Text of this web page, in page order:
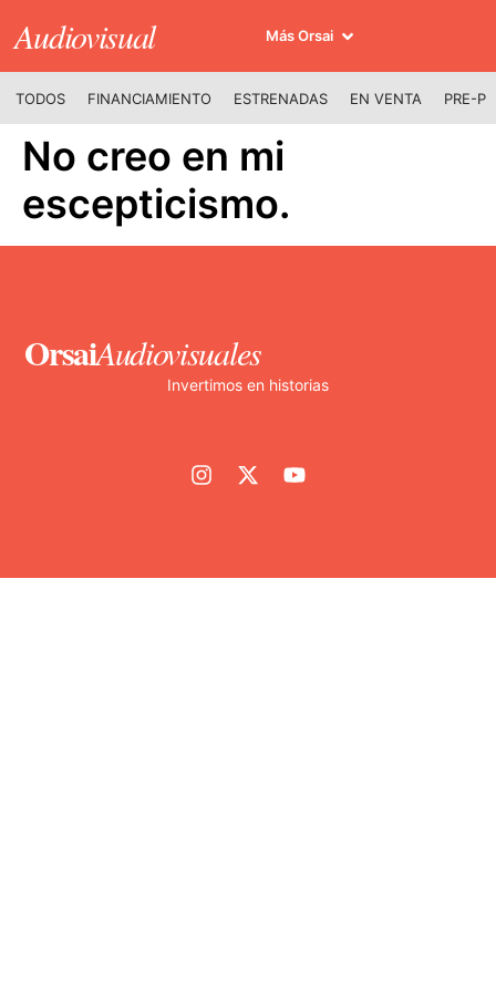
Audiovisual Más Orsai
TODOS FINANCIAMIENTO ESTRENADAS EN VENTA PRE-
No creo en mi
escepticismo.
OrsaiAudiovisuales
Invertimos en historias